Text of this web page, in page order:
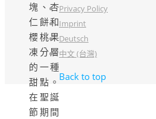
塊、杏
仁餅和
櫻桃果
凍分層
的一種
甜點。
在聖誕
節期間
Privacy Policy
Imprint
Deutsch
中文 (台灣)
Back to top